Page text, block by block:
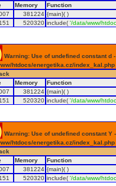
Memory
Function
381224 {main}( )
520320 include('/data/www/
Warning: Use of undefined constant
htdocs/energetika.cz/
Memory
Function
381224 {main}( )
520320 include('/data/www/
Warning: Use of undefined constant
htdocs/energetika.cz/
Memory
Function
381224 {main}( )
520320 include('/data/www/